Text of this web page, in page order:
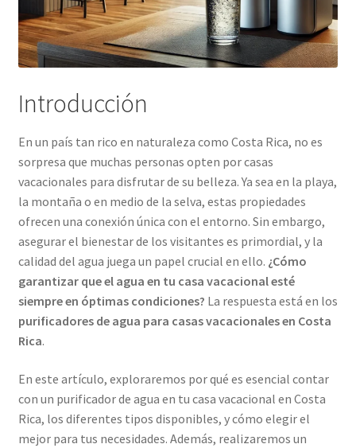
Introducción
En un país tan rico en naturaleza como Costa Rica, no es
sorpresa que muchas personas opten por casas
vacacionales para disfrutar de su belleza. Ya sea en la playa,
la montaña o en medio de la selva, estas propiedades
ofrecen una conexión única con el entorno. Sin embargo,
asegurar el bienestar de los visitantes es primordial, y la
calidad del agua juega un papel crucial en ello. ¿Cómo
garantizar que el agua en tu casa vacacional esté
siempre en óptimas condiciones? La respuesta está en los
purificadores de agua para casas vacacionales en Costa
Rica.
En este artículo, exploraremos por qué es esencial contar
con un purificador de agua en tu casa vacacional en Costa
Rica, los diferentes tipos disponibles, y cómo elegir el
mejor para tus necesidades. Además, realizaremos un